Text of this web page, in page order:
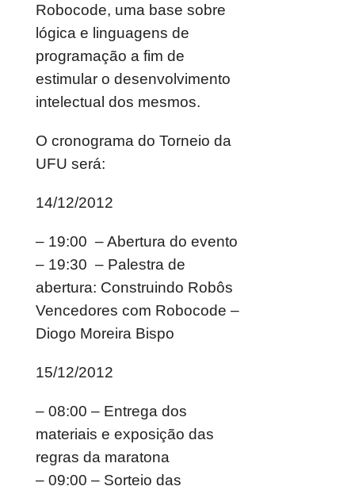
Robocode, uma base sobre
lógica e linguagens de
programação a fim de
estimular o desenvolvimento
intelectual dos mesmos.
O cronograma do Torneio da
UFU será:
14/12/2012
– 19:00 – Abertura do evento
– 19:30 – Palestra de
abertura: Construindo Robôs
Vencedores com Robocode –
Diogo Moreira Bispo
15/12/2012
– 08:00 – Entrega dos
materiais e exposição das
regras da maratona
– 09:00 – Sorteio das